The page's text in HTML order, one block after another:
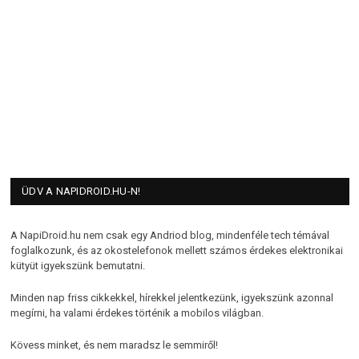
ÜDV A NAPIDROID.HU-N!
A NapiDroid.hu nem csak egy Andriod blog, mindenféle tech témával
foglalkozunk, és az okostelefonok mellett számos érdekes elektronikai
kütyüt igyekszünk bemutatni.
Minden nap friss cikkekkel, hírekkel jelentkezünk, igyekszünk azonnal
megírni, ha valami érdekes történik a mobilos világban.
Kövess minket, és nem maradsz le semmiről!